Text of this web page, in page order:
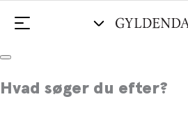
Hvad søger du efter?
Store følelser for